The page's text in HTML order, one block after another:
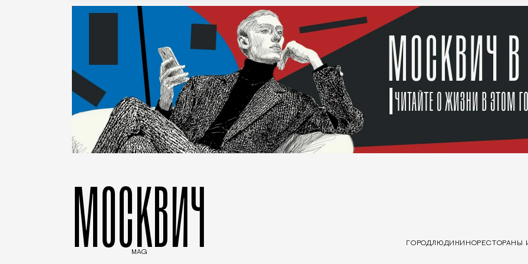
МОСКВИЧ
MAG
ГОРОДЛЮДИ КИНОРЕСТОРАНЫ